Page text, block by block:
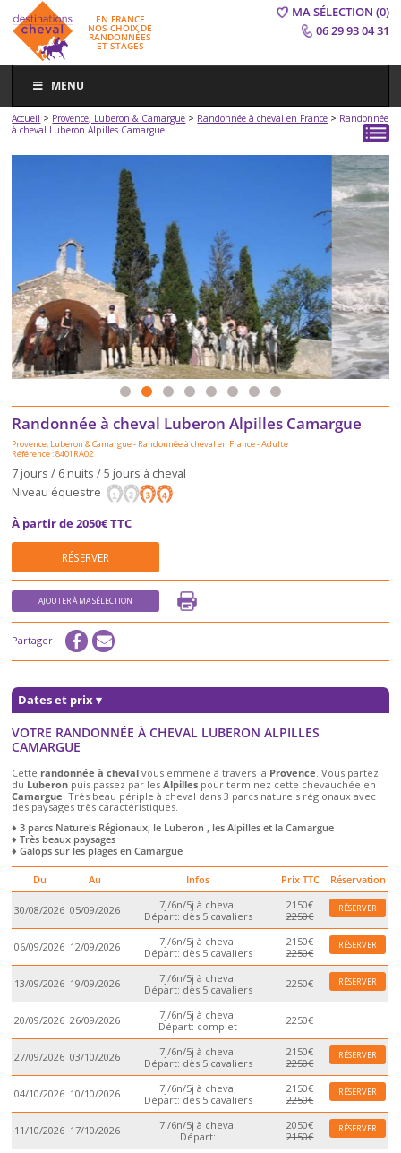
EN FRANCE
NOS CHOIX DE
RANDONNÉES
ET STAGES
MA SÉLECTION (0)
06 29 93 04 31
MENU
Accueil > Provence, Luberon & Camargue > Randonnée à cheval en France > Randonnée
à cheval Luberon Alpilles Camargue
Randonnée à cheval Luberon Alpilles Camargue
Provence, Luberon & Camargue- Randonnée à cheval en France-Adulte
Référence : 8401RA02
7 jours / 6 nuits / 5 jours à cheval
Niveau équestre
À partir de 2050€ TTC
RÉSERVER
AJOUTER À MA SÉLECTION
Partager
Dates et prix▾
VOTRE RANDONNÉE À CHEVAL LUBERON ALPILLES
CAMARGUE
Cette randonnée à cheval vous emmène à travers la Provence . Vous partez
du Luberon puis passez par lesAlpilles pour terminez cette chevauchée en
Camargue . Très beau périple à cheval dans 3 parcs naturels régionaux avec
des paysages très caractéristiques.
♦ 3 parcs Naturels Régionaux, le Luberon , les Alpilles et la Camargue
♦ Très beaux paysages
♦ Galops sur les plages en Camargue
Du Au Infos Prix TTC Réservation
30/08/2026 05/09/2026
7j/6n/5j à cheval
Départ: dès 5 cavaliers
2150€
2250€
RÉSERVER
06/09/2026 12/09/2026
7j/6n/5j à cheval
Départ: dès 5 cavaliers
2150€
2250€
RÉSERVER
13/09/2026 19/09/2026
7j/6n/5j à cheval
Départ: dès 5 cavaliers
2250€ RÉSERVER
20/09/2026 26/09/2026
7j/6n/5j à cheval
Départ: complet
2250€
27/09/2026 03/10/2026
7j/6n/5j à cheval
Départ: dès 5 cavaliers
2150€
2250€
RÉSERVER
04/10/2026 10/10/2026
7j/6n/5j à cheval
Départ: dès 5 cavaliers
2150€
2250€
RÉSERVER
11/10/2026 17/10/2026
7j/6n/5j à cheval
Départ:
2050€
2150€
RÉSERVER